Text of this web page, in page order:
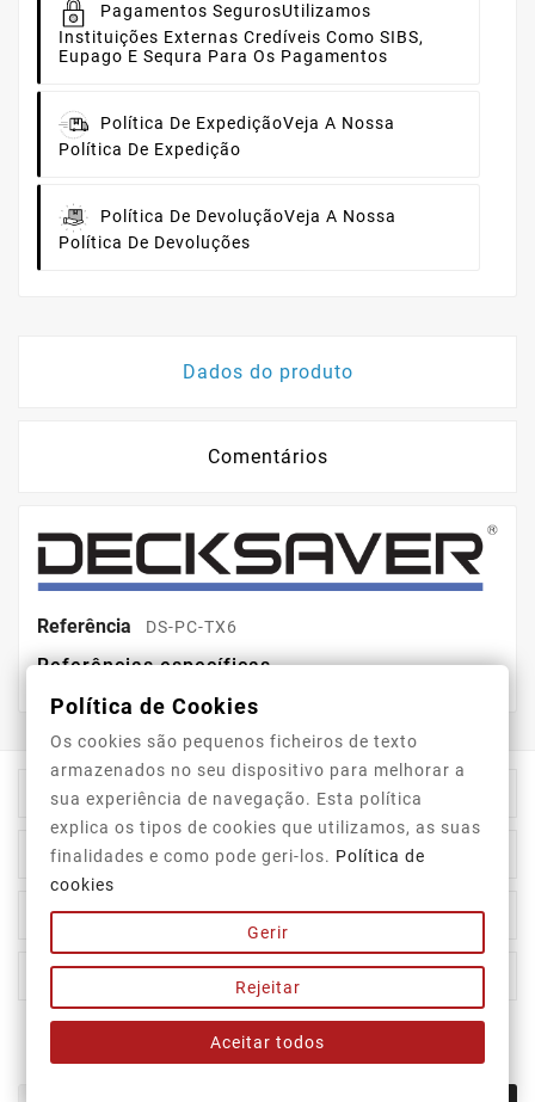
Pagamentos SegurosUtilizamos
Instituições Externas Credíveis Como SIBS,
Eupago E Sequra Para Os Pagamentos
Política De ExpediçãoVeja A Nossa
Política De Expedição
Política De DevoluçãoVeja A Nossa
Política De Devoluções
Dados do produto
Comentários
Referência DS-PC-TX6
Referências específicas
Informação Da Loja
Top Categorias
A Nossa Empresa 
A Sua Conta 
Newsletter
Política de Cookies
Os cookies são pequenos ficheiros de texto
armazenados no seu dispositivo para melhorar a
sua experiência de navegação. Esta política
explica os tipos de cookies que utilizamos, as suas
finalidades e como pode geri-los. Política de
cookies
Gerir
Rejeitar
Aceitar todos